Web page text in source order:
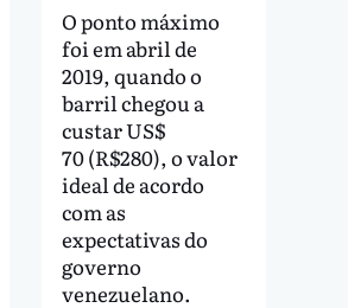
O ponto máximo
foi em abril de
2019, quando o
barril chegou a
custar US$
70 (R$280), o valor
ideal de acordo
com as
expectativas do
governo
venezuelano.